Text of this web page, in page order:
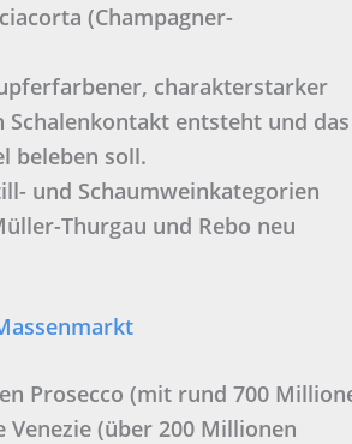
(Champagner-
charakterstarker
entsteht und das
beleben soll.
und Schaumweinkategorien
Thurgau und Rebo neu
Prosecco (mit rund 700
Venezie (über 200 Millionen